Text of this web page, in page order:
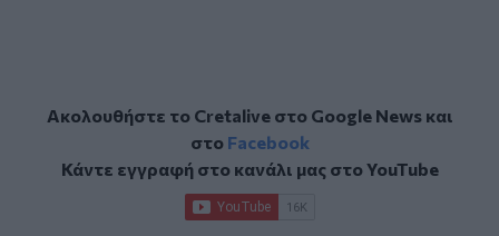
Ακολουθήστε το Cretalive στο Google Newsκαι
στο Facebook
Κάντε εγγραφή στο κανάλι μας στοYouTube